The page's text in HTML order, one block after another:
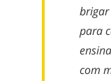
brigar
para
com